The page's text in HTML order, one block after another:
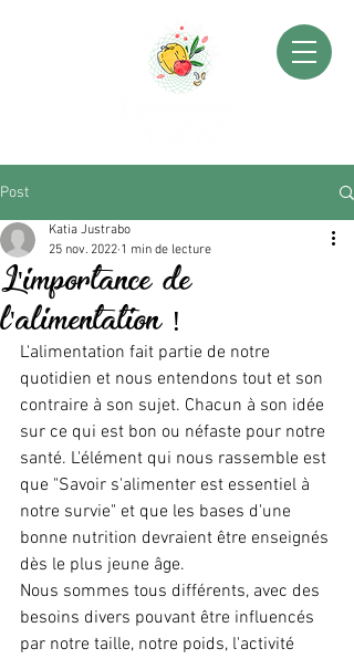
Post
L'importance de
l'alimentation !
Katia Justrabo
25 nov. 2022 1 min de lecture
L'alimentation fait partie de notre
quotidien et nous entendons tout et son
contraire à son sujet. Chacun à son idée
sur ce qui est bon ou néfaste pour notre
santé. L'élément qui nous rassemble est
que "Savoir s'alimenter est essentiel à
notre survie" et que les bases d'une
bonne nutrition devraient être enseignés
dès le plus jeune âge.
Nous sommes tous différents, avec des
besoins divers pouvant être influencés
par notre taille, notre poids, l'activité